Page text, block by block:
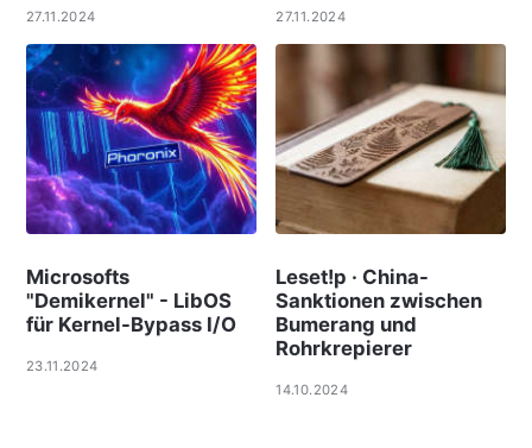
27.11.2024 27.11.2024
Microsofts
"Demikernel" - LibOS
für Kernel-Bypass I/O
23.11.2024
Leset!p · China-
Sanktionen zwischen
Bumerang und
Rohrkrepierer
14.10.2024